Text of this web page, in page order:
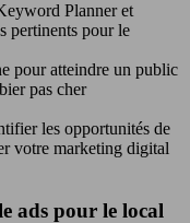
Planner et
pertinents pour le
pour atteindre un public
pas cher
les opportunités de
votre marketing digital
ads pour le local